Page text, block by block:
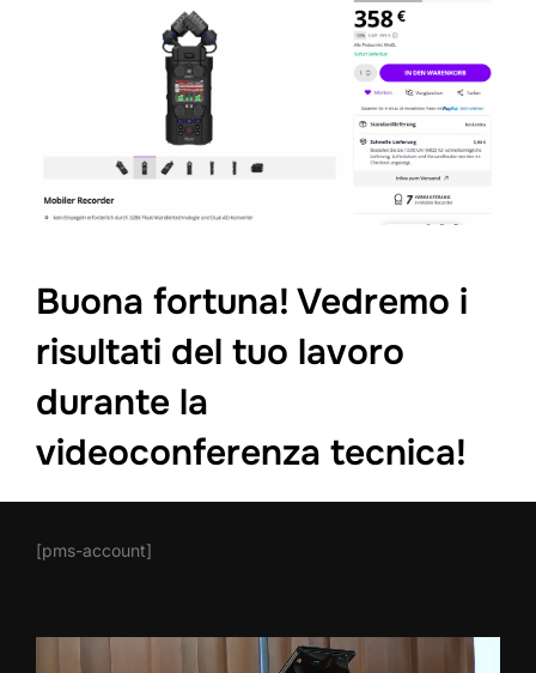
Buona fortuna! Vedremo i
risultati del tuo lavoro
durante la
videoconferenza tecnica!
[pms-account]